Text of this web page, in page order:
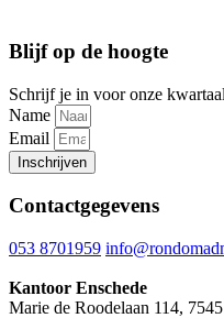
Blijf op de hoogte
Schrijf je in voor onze
Name
Email
Inschrijven
Contactgegevens
053 8701959
Kantoor Enschede
Marie de Roodelaan 114,